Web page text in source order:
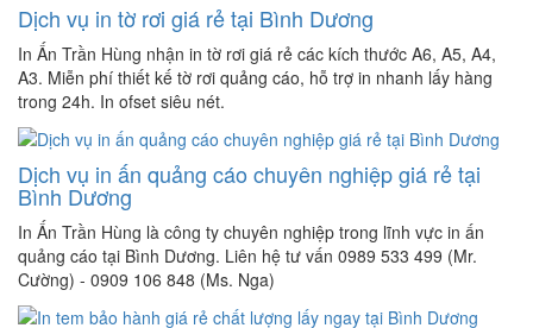
Dịch vụ in tờ rơi giá rẻ tại Bình Dương
In Ấn Trần Hùng nhận in tờ rơi giá rẻ các kích thước A6, A5, A4,
A3. Miễn phí thiết kế tờ rơi quảng cáo, hỗ trợ in nhanh lấy hàng
trong 24h. In ofset siêu nét.
Dịch vụ in ấn quảng cáo chuyên nghiệp giá rẻ tại
Bình Dương
In Ấn Trần Hùng là công ty chuyên nghiệp trong lĩnh vực in ấn
quảng cáo tại Bình Dương. Liên hệ tư vấn 0989 533 499 (Mr.
Cường) - 0909 106 848 (Ms. Nga)